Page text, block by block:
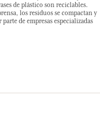
de plástico son reciclables.
los residuos se compactan y
de empresas especializadas